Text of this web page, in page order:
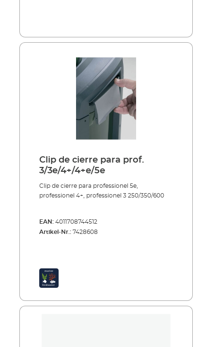
Clip de cierre para prof.
3/3e/4+/4+e/5e
Clip de cierre para professionel 5e,
professionel 4+, professionel 3 250/350/600
EAN: 4011708744512
Artikel-Nr.: 7428608